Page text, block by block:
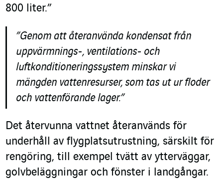
800 liter.”
”Genom att återanvända kondensat från
uppvärmnings-, ventilations- och
luftkonditioneringssystem minskar vi
mängden vattenresurser, som tas ut ur floder
och vattenförande lager.”
Det återvunna vattnet återanvänds för
underhåll av flygplatsutrustning, särskilt för
rengöring, till exempel tvätt av ytterväggar,
golvbeläggningar och fönster i landgångar.